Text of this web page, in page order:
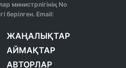
министрлігінің No
берілген. Email:
ЖАҢАЛЫҚТАР
АЙМАҚТАР
АВТОРЛАР